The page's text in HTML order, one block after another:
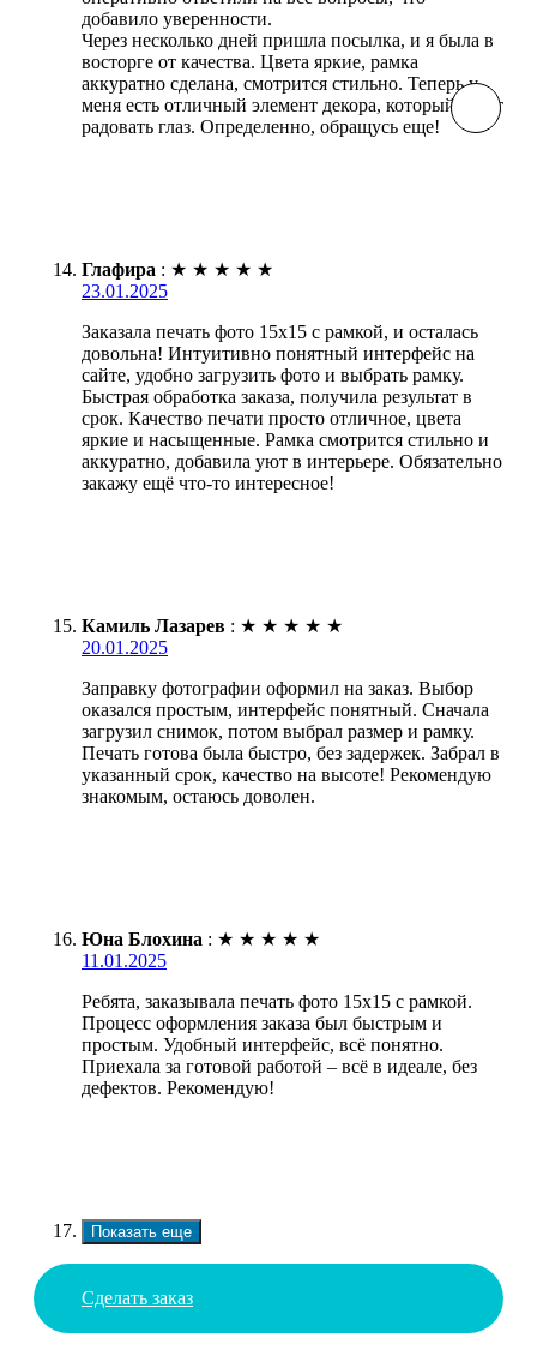
добавило уверенности.
Через несколько дней пришла посылка, и я была в
восторге от качества. Цвета яркие, рамка
аккуратно сделана, смотрится стильно. Теперь у
меня есть отличный элемент декора, который будет
радовать глаз. Определенно, обращусь еще!
Глафира : ★ ★ ★ ★ ★
23.01.2025
Заказала печать фото 15х15 с рамкой, и осталась
довольна! Интуитивно понятный интерфейс на
сайте, удобно загрузить фото и выбрать рамку.
Быстрая обработка заказа, получила результат в
срок. Качество печати просто отличное, цвета
яркие и насыщенные. Рамка смотрится стильно и
аккуратно, добавила уют в интерьере. Обязательно
закажу ещё что-то интересное!
Камиль Лазарев : ★ ★ ★ ★ ★
20.01.2025
Заправку фотографии оформил на заказ. Выбор
оказался простым, интерфейс понятный. Сначала
загрузил снимок, потом выбрал размер и рамку.
Печать готова была быстро, без задержек. Забрал в
указанный срок, качество на высоте! Рекомендую
знакомым, остаюсь доволен.
Юна Блохина : ★ ★ ★ ★ ★
11.01.2025
Ребята, заказывала печать фото 15х15 с рамкой.
Процесс оформления заказа был быстрым и
простым. Удобный интерфейс, всё понятно.
Приехала за готовой работой – всё в идеале, без
дефектов. Рекомендую!
Показать еще
Сделать заказ